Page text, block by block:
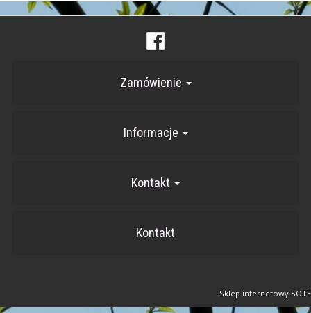
Zamówienie
Informacje
Kontakt
Kontakt
Sklep internetowy SOTE